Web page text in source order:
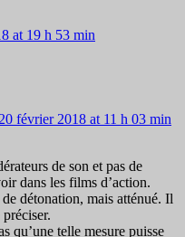
at 19 h 53 min
20 février 2018 at 11 h 03 min
de son et pas de
dans les films d’action.
détonation, mais atténué. Il
qu’une telle mesure puisse